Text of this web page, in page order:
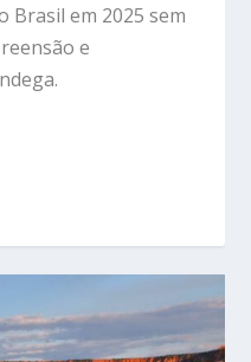
Brasil em 2025 sem
e